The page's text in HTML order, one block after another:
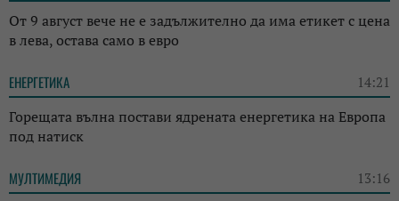
От 9 август вече не е задължително да има етикет с цена
в лева, остава само в евро
ЕНЕРГЕТИКА 14:21
Горещата вълна постави ядрената енергетика на Европа
под натиск
МУЛТИМЕДИЯ 13:16